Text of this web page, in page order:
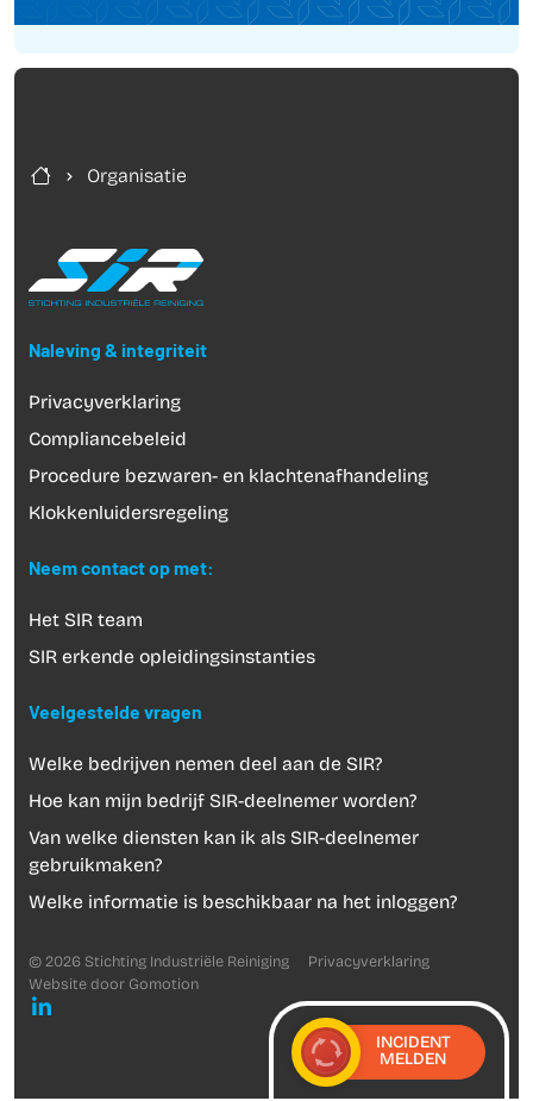
Organisatie
Naleving & integriteit
Privacyverklaring
Compliancebeleid
Procedure bezwaren- en klachtenafhandeling
Klokkenluidersregeling
Neem contact op met:
Het SIR team
SIR erkende opleidingsinstanties
Veelgestelde vragen
Welke bedrijven nemen deel aan de SIR?
Hoe kan mijn bedrijf SIR-deelnemer worden?
Van welke diensten kan ik als SIR-deelnemer
gebruikmaken?
Welke informatie is beschikbaar na het inloggen?
© 2026 Stichting Industriële Reiniging
Privacyverklaring
Website door Gomotion
INCIDENT
MELDEN